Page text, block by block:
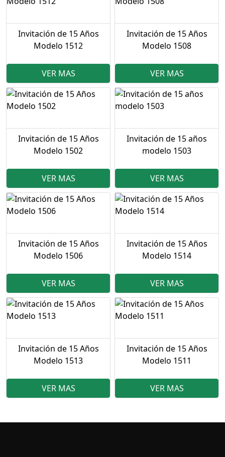
Invitación de 15 Años
Modelo 1512
VER MAS
Invitación de 15 Años
Modelo 1508
VER MAS
Invitación de 15 Años
Modelo 1502
VER MAS
Invitación de 15 años
modelo 1503
VER MAS
Invitación de 15 Años
Modelo 1506
VER MAS
Invitación de 15 Años
Modelo 1514
VER MAS
Invitación de 15 Años
Modelo 1513
VER MAS
Invitación de 15 Años
Modelo 1511
VER MAS